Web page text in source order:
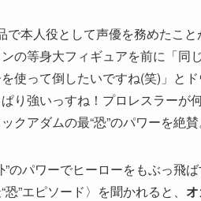
で本人役として声優を務めたこ
の等身大フィギュアを前に「同
使って倒したいですね(笑)」と
り強いっすね！プロレスラー
クアダムの最“恐”のパワーを絶賛
”のパワーでヒーローをもぶっ飛
”エピソード〉を聞かれると、